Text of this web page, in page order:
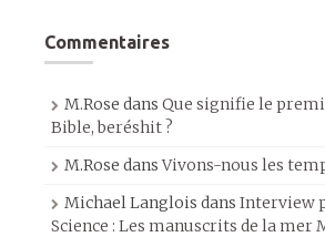
Commentaires
M.Rose dans Que signifie le
Bible, beréshit ?
M.Rose dansVivons-nous les
Michael Langlois dans Interview
Science : Les manuscrits de la mer